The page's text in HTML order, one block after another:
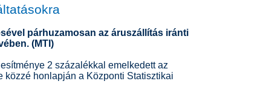
párhuzamosan az áruszállítás iránti
(MTI)
2 százalékkal emelkedett az
közzé honlapján a Központi Statisztikai